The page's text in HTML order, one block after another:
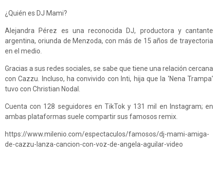
¿Quién es DJ Mami?
Alejandra Pérez es una reconocida DJ, productora y cantante
argentina, oriunda de Menzoda, con más de 15 años de trayectoria
en el medio.
Gracias a sus redes sociales, se sabe que tiene una relación cercana
con Cazzu. Incluso, ha convivido con Inti, hija que la 'Nena Trampa'
tuvo con Christian Nodal.
Cuenta con 128 seguidores en TikTok y 131 mil en Instagram; en
ambas plataformas suele compartir sus famosos remix.
https://www.milenio.com/espectaculos/famosos/dj-mami-amiga-
de-cazzu-lanza-cancion-con-voz-de-angela-aguilar-video